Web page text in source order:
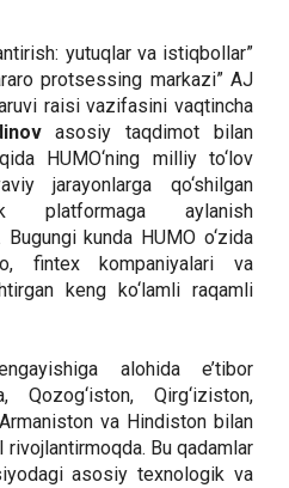
yutuqlar va istiqbollar”
protsessing markazi” AJ
raisi vazifasini vaqtincha
asosiy taqdimot bilan
HUMO‘ning milliy to‘lov
jarayonlarga qo‘shilgan
platformaga aylanish
kunda HUMO o‘zida
fintex kompaniyalari va
keng ko‘lamli raqamli
alohida e’tibor
Qirg‘iziston,
va Hindiston bilan
Bu qadamlar
asosiy texnologik va